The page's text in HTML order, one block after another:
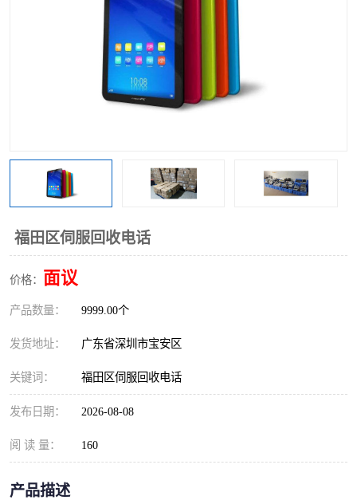
福田区伺服回收电话
价格： 面议
产品数量： 9999.00个
发货地址： 广东省深圳市宝安区
关键词： 福田区伺服回收电话
发布日期： 2026-08-08
阅 读 量： 160
产品描述